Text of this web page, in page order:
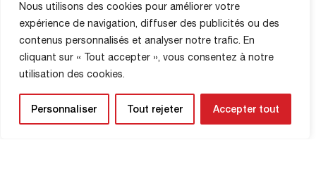
Nous utilisons des cookies pour améliorer votre
expérience de navigation, diffuser des publicités ou des
contenus personnalisés et analyser notre trafic. En
cliquant sur « Tout accepter », vous consentez à notre
utilisation des cookies.
Personnaliser Tout rejeter Accepter tout
FCR’ın Tarihçesi
Koçlar ve başkanlar
Ödüller
Haberler